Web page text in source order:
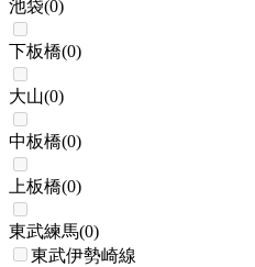
池袋(0)
下板橋(0)
大山(0)
中板橋(0)
上板橋(0)
東武練馬(0)
東武伊勢崎線